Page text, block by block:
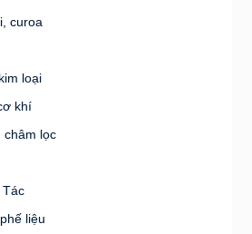
curoa
loại
khí
châm lọc
liệu